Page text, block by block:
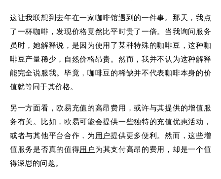
这让我联想到去年在一家咖啡馆遇到的一件事。那天，我点
了一杯咖啡，发现价格竟然比平时贵了一倍。当我询问服务
员时，她解释说，是因为使用了某种特殊的咖啡豆，这种咖
啡豆产量稀少，自然价格昂贵。然而，我并不认为这种解释
能完全说服我。毕竟，咖啡豆的稀缺并不代表咖啡本身的价
值就等同于其价格。
另一方面看，欧易充值的高昂费用，或许与其提供的增值服
务有关。比如，欧易可能会提供一些独特的充值优惠活动，
或者与其他平台合作，为用户提供更多便利。然而，这些增
值服务是否真的值得用户为其支付高昂的费用，却是一个值
得深思的问题。